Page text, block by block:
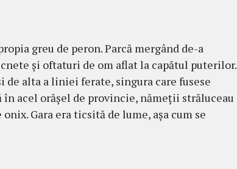
greu de peron. Parcă mer­gând de-a
şi oftaturi de om aflat la capătul puterilor.
de alta a liniei ferate, singura care fusese
în acel orăşel de provincie, nămeţii străluceau
onix. Gara era ticsită de lume, aşa cum se